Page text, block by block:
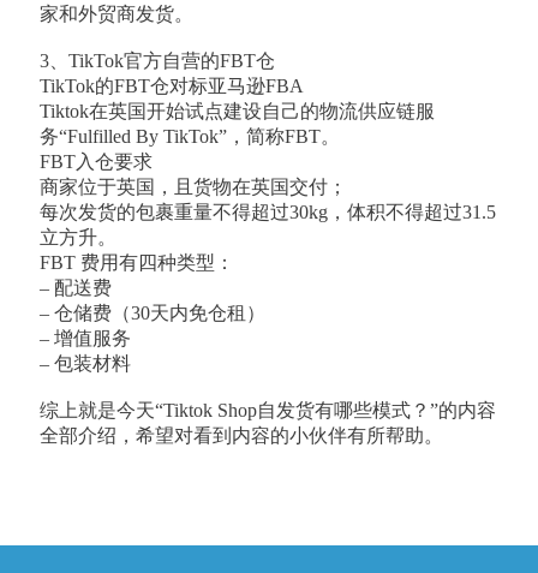
家和外贸商发货。
3、TikTok官方自营的FBT仓
TikTok的FBT仓对标亚马逊FBA
Tiktok在英国开始试点建设自己的物流供应链服
务“Fulfilled By TikTok”，简称FBT。
FBT入仓要求
商家位于英国，且货物在英国交付；
每次发货的包裹重量不得超过30kg，体积不得超过31.5
立方升。
FBT 费用有四种类型：
– 配送费
– 仓储费（30天内免仓租）
– 增值服务
– 包装材料
综上就是今天“Tiktok Shop自发货有哪些模式？”的内容
全部介绍，希望对看到内容的小伙伴有所帮助。